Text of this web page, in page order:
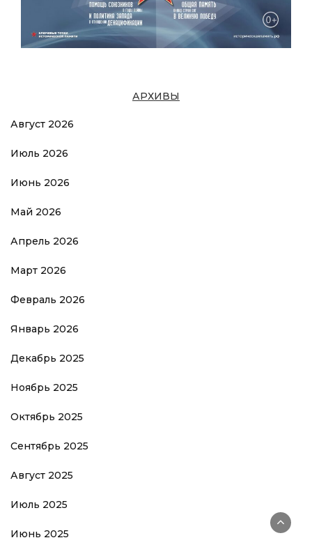
АРХИВЫ
Август 2026
Июль 2026
Июнь 2026
Май 2026
Апрель 2026
Март 2026
Февраль 2026
Январь 2026
Декабрь 2025
Ноябрь 2025
Октябрь 2025
Сентябрь 2025
Август 2025
Июль 2025
Июнь 2025